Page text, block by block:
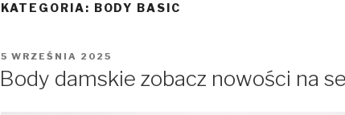
KATEGORIA: BODY BASIC
OPUBLIKOWANE
5 WRZEŚNIA 2025
Body damskie zobacz nowości na